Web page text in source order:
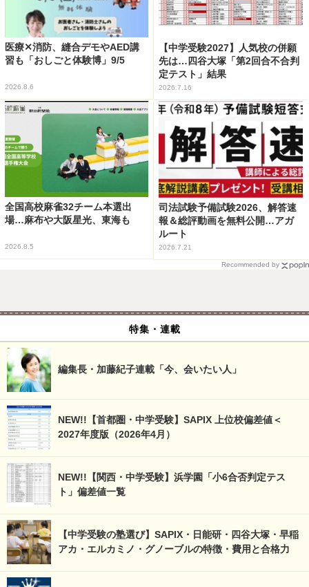
医療✕消防、縫合デモやAED講
習も「おしごと体験博」9/5
2026.8.6
【中学受験2027】人気校の併願
先は…四谷大塚「第2回合不合判
定テスト」結果
2026.7.16
全国高校麻雀32チーム本選出
場…麻布や大阪星光、東海も
2026.8.5
司法試験予備試験2026、解答速
報＆総評動画を無料公開…アガ
ルート
2026.7.21
Recommended by
特集・連載
編集長・加藤紀子連載「今、会いたい人」
NEW!!【首都圏・中学受験】SAPIX 上位校偏差値＜
2027年度版（2026年4月）
NEW!!【関西・中学受験】浜学園「小6合否判定テス
ト」偏差値一覧
【中学受験の塾選び】SAPIX・日能研・四谷大塚・早稲
アカ・エルカミノ・グノーブルの特徴・費用と合格力